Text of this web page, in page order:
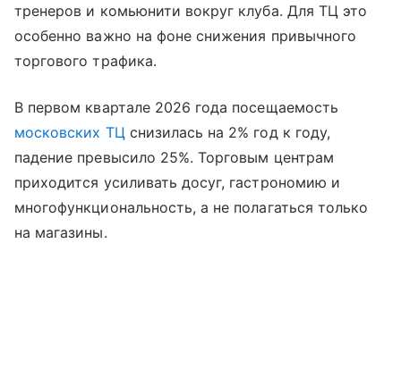
тренеров и комьюнити вокруг клуба. Для ТЦ это
особенно важно на фоне снижения привычного
торгового трафика.
В первом квартале 2026 года посещаемость
московских ТЦ снизилась на 2% год к году,
падение превысило 25%. Торговым центрам
приходится усиливать досуг, гастрономию и
многофункциональность, а не полагаться только
на магазины.